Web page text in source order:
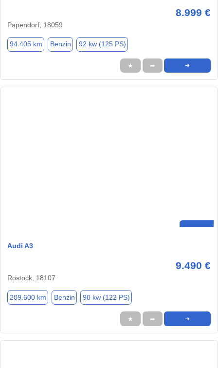
8.999 €
Papendorf, 18059
94.405 km Benzin 92 kw (125 PS)
★ ➦ ➜
Audi A3
9.490 €
Rostock, 18107
209.600 km Benzin 90 kw (122 PS)
★ ➦ ➜